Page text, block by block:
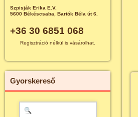
Szpisják Erika E.V.
5600 Békéscsaba, Bartók Béla út 6.
+36 30 6851 068
Regisztráció nélkül is vásárolhat.
Gyorskereső